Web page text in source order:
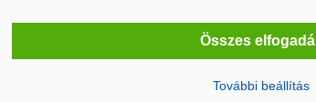
Összes
További beállítás